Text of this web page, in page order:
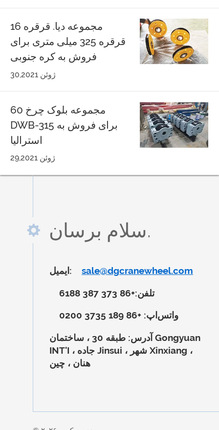
16 مجموعه دیا. قرقره
قرقره 325 میلی متری برای
فروش به کره جنوبی
ژوئن 30,2021
60 مجموعه بلوک چرخ
DWB-315 برای فروش به
استرالیا
ژوئن 29,2021
سلام برسان.
ایمیل: sale@dgcranewheel.com
تلفن:+86 373 387 6188
واتس‌اپ: +86 189 3735 0200
آدرس:
طبقه 30 ، ساختمان Gongyuan
INT'I ، جاده Jinsui ، شهر Xinxiang ،
هنان ، چین